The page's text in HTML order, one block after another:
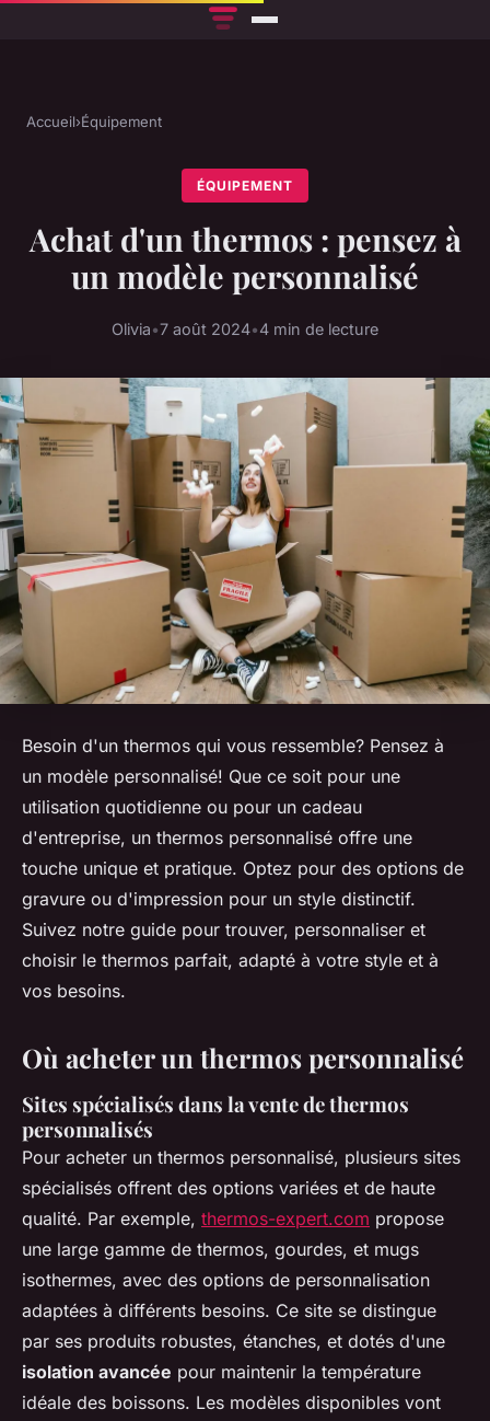
Accueil›Équipement
ÉQUIPEMENT
Achat d'un thermos : pensez à
un modèle personnalisé
Olivia•7 août 2024•4 min de lecture
Besoin d'un thermos qui vous ressemble? Pensez à
un modèle personnalisé! Que ce soit pour une
utilisation quotidienne ou pour un cadeau
d'entreprise, un thermos personnalisé offre une
touche unique et pratique. Optez pour des options de
gravure ou d'impression pour un style distinctif.
Suivez notre guide pour trouver, personnaliser et
choisir le thermos parfait, adapté à votre style et à
vos besoins.
Où acheter un thermos personnalisé
Sites spécialisés dans la vente de thermos
personnalisés
Pour acheter un thermos personnalisé, plusieurs sites
spécialisés offrent des options variées et de haute
qualité. Par exemple, thermos-expert.com propose
une large gamme de thermos, gourdes, et mugs
isothermes, avec des options de personnalisation
adaptées à différents besoins. Ce site se distingue
par ses produits robustes, étanches, et dotés d'une
isolation avancée pour maintenir la température
idéale des boissons. Les modèles disponibles vont